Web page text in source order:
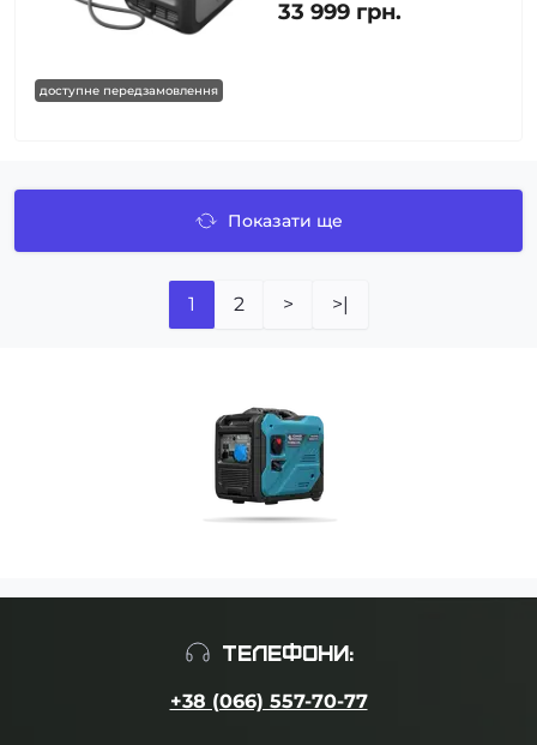
доступне передзамовлення
33 999 грн.
Показати ще
1 2 > >|
ТЕЛЕФОНИ:
+38 (066) 557-70-77